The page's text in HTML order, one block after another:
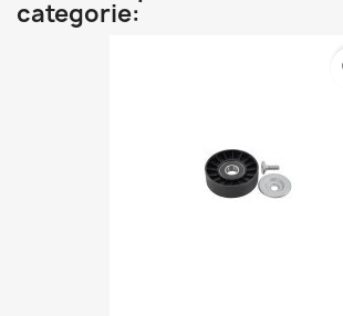
categorie: